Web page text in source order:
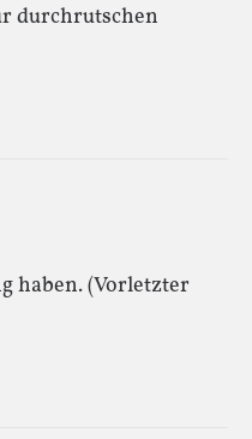
durchrutschen
haben. (Vorletzter